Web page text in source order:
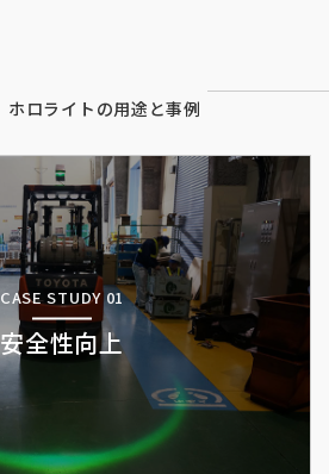
ホロライトの用途と事例
CASE STUDY 01
安全性向上